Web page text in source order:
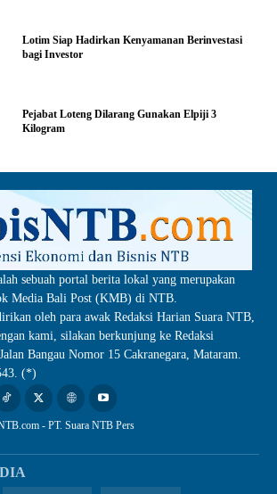
Lotim Siap Hadirkan Kenyamanan Berinvestasi
bagi Investor
Pejabat Loteng Dilarang Gunakan Elpiji 3
Kilogram
sebuah portal berita lokal yang merupakan
Media Bali Post (KMB) di NTB.
oleh para awak Redaksi Harian Suara NTB,
kami, silakan berkunjung ke Redaksi
Bangau Nomor 15 Cakranegara, Mataram.
(*)
- PT. Suara NTB Pers